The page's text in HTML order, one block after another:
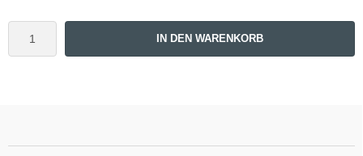
IN DEN WARENKORB